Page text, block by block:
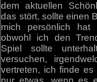
dem aktuellen
das stört, sollte einen
mich persönlich hat
obwohl ich den
Spiel sollte
versuchen,
vertreten, ich finde